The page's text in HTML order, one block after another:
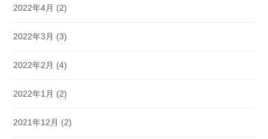
2022年4月 (2)
2022年3月 (3)
2022年2月 (4)
2022年1月 (2)
2021年12月 (2)